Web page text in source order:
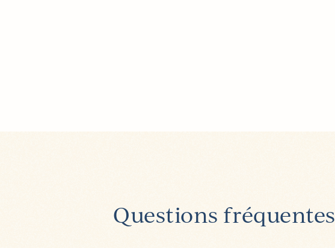
Questions fréquentes